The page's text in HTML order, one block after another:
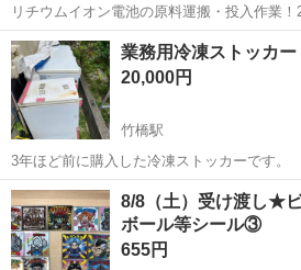
リチウムイオン電池の原料運搬・投入作業
ワンルーム寮完備！赴任旅費会社負担！年
ト免許お持ちの方、活躍中！就業先食堂利用
市》 人気の工場のお仕事 ◇電...
神奈川 相模原市 南橋本駅
業務用冷凍ストッカ
20,000円
竹橋駅
3年ほど前に購入した冷凍ストッカーです。
らい 【傷などの状態】小傷はあります。 【アピールポイント】1年位
しか使っていなく、状態はいいのでまだまだ使えます
所】家の目の前 【希望取...
東京 千代田区 竹橋駅 その他
8/8（土）受け渡し★
ボール等シール③
655円